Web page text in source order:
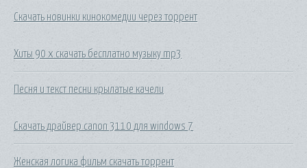
Скачать новинки кинокомедии через торрент
Хиты 90 х скачать бесплатно музыку mp3
Песня и текст песни крылатые качели
Скачать драйвер canon 3110 для windows 7
Женская логика фильм скачать торрент